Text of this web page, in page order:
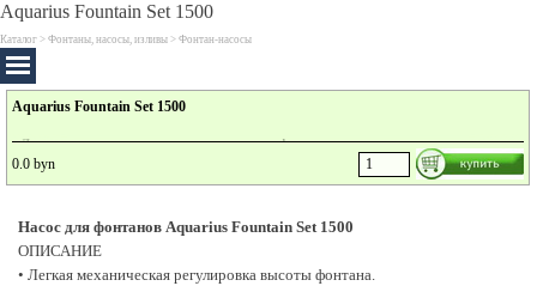
Aquarius Fountain Set 1500
Каталог > Фонтаны, насосы, изливы > Фонтан-насосы
Aquarius Fountain Set 1500
• Легкая механическая регулировка высоты фонтана.
• В комплект поставки включены 3 фонтанные насадки (Vulkan, Lava, Magma) для
создания различных водных образов.
индивидуального ориентирования фонтана.
• Дополнительный выход для подключения небольших водотоков или ручьев.
• Подставка основания для устойчивого положения на дне пруда.
0.0 byn
Насос для фонтанов Aquarius Fountain Set 1500
ОПИСАНИЕ
• Легкая механическая регулировка высоты фонтана.